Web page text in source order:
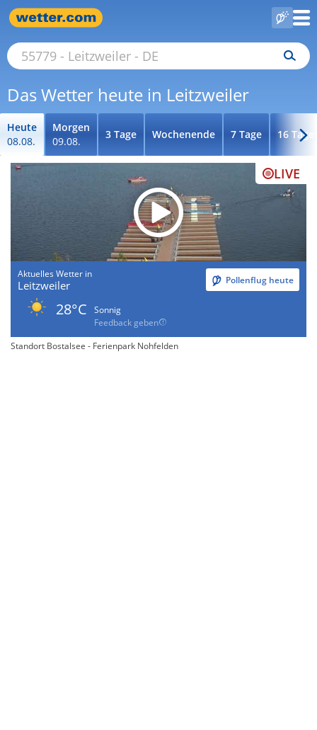
Das Wetter heute in Leitzweiler
Heute
08.08.
Morgen
09.08.
3 Tage Wochenende 7 Tage 16 Tage
LIVE
Aktuelles Wetter in
Leitzweiler Pollenflug heute
28°C
Sonnig
Feedback geben
Standort Bostalsee - Ferienpark Nohfelden